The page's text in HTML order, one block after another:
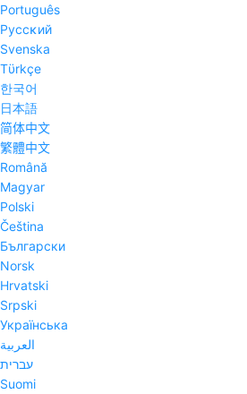
Português
Pyccĸий
Svenska
Tϋrkçe
한국어
日本語
简体中文
繁體中文
Română
Magyar
Polski
Čeština
Български
Norsk
Hrvatski
Srpski
Українська
العربية
עברית
Suomi